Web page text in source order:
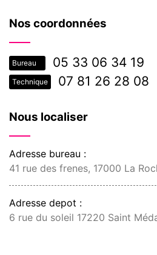
Nos coordonnées
Bureau 05 33 06 34 19
Technique 07 81 26 28 08
Nous localiser
Adresse bureau :
41 rue des frenes, 17000 La
Adresse depot :
6 rue du soleil 17220 Saint